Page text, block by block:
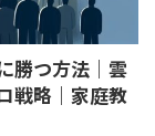
勝つ方法｜雲
戦略｜家庭教